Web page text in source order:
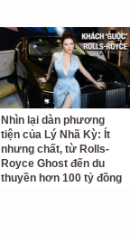
Nhìn lại dàn phương
tiện của Lý Nhã Kỳ: Ít
nhưng chất, từ Rolls-
Royce Ghost đến du
thuyền hơn 100 tỷ đồng